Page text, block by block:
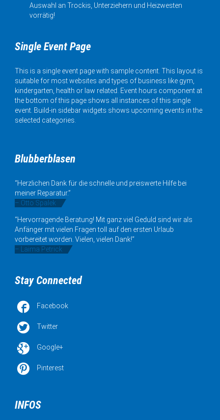
Auswahl an Trockis, Unterziehern und Heizwesten
vorrätig!
Single Event Page
This is a single event page with sample content. This layout is
suitable for most websites and types of business like gym,
kindergarten, health or law related. Event hours component at
the bottom of this page shows all instances of this single
event. Build-in sidebar widgets shows upcoming events in the
selected categories.
Blubberblasen
“Herzlichen Dank für die schnelle und preiswerte Hilfe bei
meiner Reparatur.”
– Otto Spalek
“Hervorragende Beratung! Mit ganz viel Geduld sind wir als
Anfänger mit vielen Fragen toll auf den ersten Urlaub
vorbereitet worden. Vielen, vielen Dank!”
– Laima Petrick
Stay Connected
 Facebook
 Twitter
 Google+
 Pinterest
INFOS